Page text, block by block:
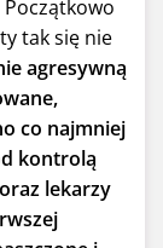
tak się nie
agresywną
co najmniej
kontrolą
lekarzy